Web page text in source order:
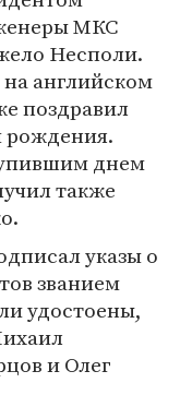
МКС
Несполи.
английском
поздравил
днем
также
указы о
званием
удостоены,
и Олег